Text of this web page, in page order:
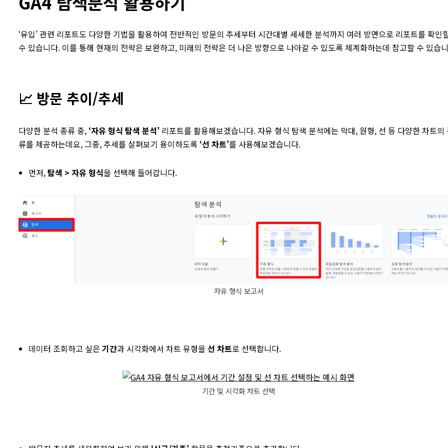
‘유입’ 관련 리포트도 다양한 기법을 활용하여 전반적인 방문의 추세부터 시간대별 세세한 분석까지 여러 방면으로 리포트를 확인
수 있습니다. 이를 통해 현재의 전략은 보완하고, 미래의 전략은 더 나은 방향으로 나아갈 수 있도록 체계화하는데 참고할 수 있습
📈 방문 추이/추세
다양한 분석 종류 중, ‘자유 형식 탐색 분석’ 리포트를 활용해보겠습니다. 자유 형식 탐색 분석에는 막대, 원형, 선 등 다양한 차트의
류를 제공하는데요, 그중, 추세를 살펴보기 용이하도록 ‘선 차트’를 사용해보겠습니다.
먼저,탐색 > 자유 형식을 선택해 들어갑니다.
자유 형식 보고서
데이터 조회하고 싶은 기간과 시각화에서 차트 유형을 선 차트로 선택합니다.
기간 및 시각화 차트 선택